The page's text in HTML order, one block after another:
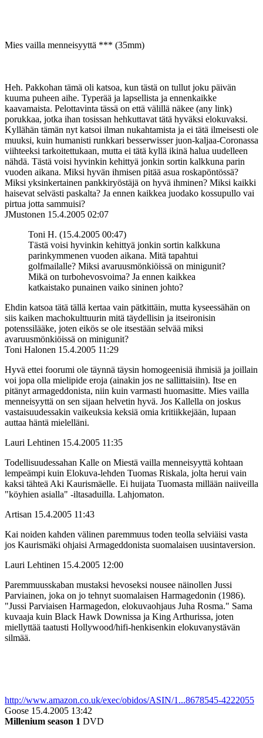
Mies vailla menneisyyttä *** (35mm)
Heh. Pakkohan tämä oli katsoa, kun tästä on tullut joku päivän
kuuma puheen aihe. Typerää ja lapsellista ja ennenkaikke
kaavamaista. Pelottavinta tässä on että välillä näkee (any link)
porukkaa, jotka ihan tosissan hehkuttavat tätä hyväksi elokuvaksi.
Kyllähän tämän nyt katsoi ilman nukahtamista ja ei tätä ilmeisesti ole
muuksi, kuin humanisti runkkari besserwisser juon-kaljaa-Coronassa
viihteeksi tarkoitettukaan, mutta ei tätä kyllä ikinä halua uudelleen
nähdä. Tästä voisi hyvinkin kehittyä jonkin sortin kalkkuna parin
vuoden aikana. Miksi hyvän ihmisen pitää asua roskapöntössä?
Miksi yksinkertainen pankkiryöstäjä on hyvä ihminen? Miksi kaikki
haisevat selvästi paskalta? Ja ennen kaikkea juodako kossupullo vai
pirtua jotta sammuisi?
JMustonen 15.4.2005 02:07
Toni H. (15.4.2005 00:47)
Tästä voisi hyvinkin kehittyä jonkin sortin kalkkuna
parinkymmenen vuoden aikana. Mitä tapahtui
golfmailalle? Miksi avaruusmönkiöissä on minigunit?
Mikä on turbohevosvoima? Ja ennen kaikkea
katkaistako punainen vaiko sininen johto?
Ehdin katsoa tätä tällä kertaa vain pätkittäin, mutta kyseessähän on
siis kaiken machokulttuurin mitä täydellisin ja itseironisin
potenssilääke, joten eikös se ole itsestään selvää miksi
avaruusmönkiöissä on minigunit?
Toni Halonen 15.4.2005 11:29
Hyvä ettei foorumi ole täynnä täysin homogeenisiä ihmisiä ja joillain
voi jopa olla mielipide eroja (ainakin jos ne sallittaisiin). Itse en
pitänyt armageddonista, niin kuin varmasti huomasitte. Mies vailla
menneisyyttä on sen sijaan helvetin hyvä. Jos Kallella on joskus
vastaisuudessakin vaikeuksia keksiä omia kritiikkejään, lupaan
auttaa häntä mielelläni.
Lauri Lehtinen 15.4.2005 11:35
Todellisuudessahan Kalle on Miestä vailla menneisyyttä kohtaan
lempeämpi kuin Elokuva-lehden Tuomas Riskala, jolta herui vain
kaksi tähteä Aki Kaurismäelle. Ei huijata Tuomasta millään naiiveilla
"köyhien asialla" ‑iltasaduilla. Lahjomaton.
Artisan 15.4.2005 11:43
Kai noiden kahden välinen paremmuus toden teolla selviäisi vasta
jos Kaurismäki ohjaisi Armageddonista suomalaisen uusintaversion.
Lauri Lehtinen 15.4.2005 12:00
Paremmuusskaban mustaksi hevoseksi nousee näinollen Jussi
Parviainen, joka on jo tehnyt suomalaisen Harmagedonin (1986).
"Jussi Parviaisen Harmagedon, elokuvaohjaus Juha Rosma." Sama
kuvaaja kuin Black Hawk Downissa ja King Arthurissa, joten
miellyttää taatusti Hollywood/hifi-henkisenkin elokuvanystävän
silmää.
http://www.amazon.co.uk/exec/obidos/ASIN/1...8678545-4222055
Goose 15.4.2005 13:42
Millenium season 1 DVD